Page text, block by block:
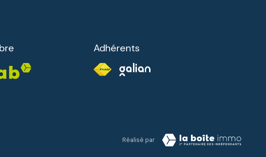
Adhérents
Réalisé par